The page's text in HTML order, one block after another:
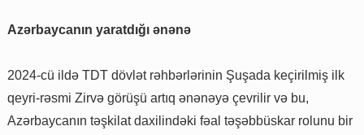
Azərbaycanın yaratdığı ənənə
2024-cü ildə TDT dövlət rəhbərlərinin Şuşada keçirilmiş ilk
qeyri-rəsmi Zirvə görüşü artıq ənənəyə çevrilir və bu,
Azərbaycanın təşkilat daxilindəki fəal təşəbbüskar rolunu bir